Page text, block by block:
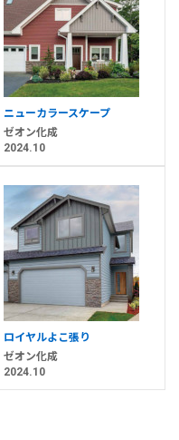
ニューカラースケープ
ゼオン化成
2024.10
ロイヤルよこ張り
ゼオン化成
2024.10